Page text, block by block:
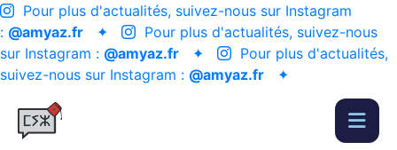
Pour plus d'actualités, suivez-nous sur Instagram
: @amyaz.fr ✦
Pour plus d'actualités, suivez-nous
sur Instagram : @amyaz.fr ✦
Pour plus d'actualités,
suivez-nous sur Instagram : @amyaz.fr ✦